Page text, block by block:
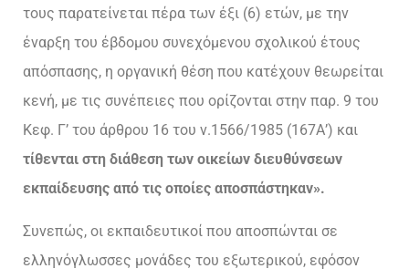
τους παρατείνεται πέρα των έξι (6) ετών, με την
έναρξη του έβδομου συνεχόμενου σχολικού έτους
απόσπασης, η οργανική θέση που κατέχουν θεωρείται
κενή, με τις συνέπειες που ορίζονται στην παρ. 9 του
Κεφ. Γ’ του άρθρου 16 του ν.1566/1985 (167Α’) και
τίθενται στη διάθεση των οικείων διευθύνσεων
εκπαίδευσης από τις οποίες αποσπάστηκαν».
Συνεπώς, οι εκπαιδευτικοί που αποσπώνται σε
ελληνόγλωσσες μονάδες του εξωτερικού, εφόσον